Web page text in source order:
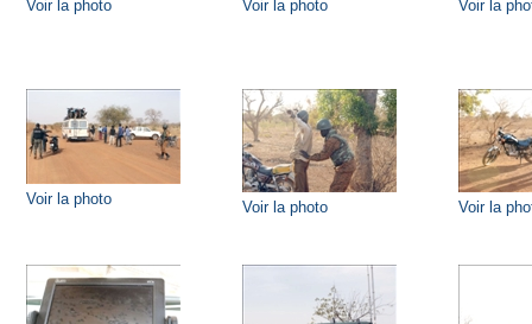
Voir la photo Voir la photo Voir la
Voir la photo Voir la photo Voir la